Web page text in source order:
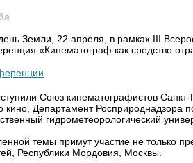
Земли, 22 апреля, в рамках III
«Кинематограф как средство
Союз кинематографистов
кино, Департамент
гидрометеорологический
темы примут участие не только
Республики Мордовия, Москвы.